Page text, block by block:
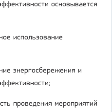
основывается
использование
энергосбережения и
проведения мероприятий